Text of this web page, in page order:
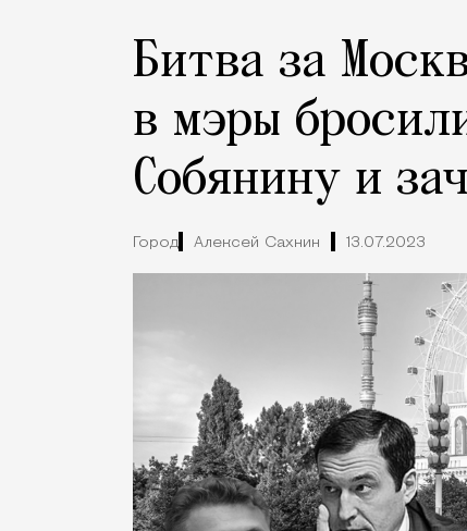
Битва за
в мэры
Собянину и
Город Алексей Сахнин 13.07.2023